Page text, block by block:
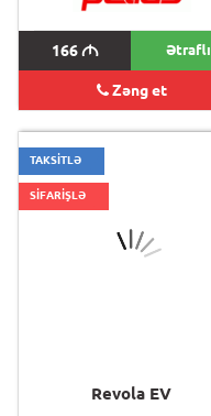
166M Ətraflı
Zəng et
TAKSİTLƏ
SİFARİŞLƏ
Revola EV